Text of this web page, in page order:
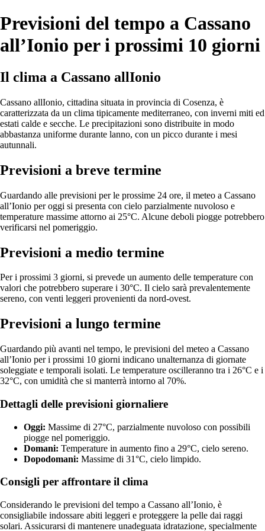
Previsioni del tempo a Cassano
all’Ionio per i prossimi 10 giorni
Il clima a Cassano allIonio
Cassano allIonio, cittadina situata in provincia di Cosenza, è
caratterizzata da un clima tipicamente mediterraneo, con inverni miti ed
estati calde e secche. Le precipitazioni sono distribuite in modo
abbastanza uniforme durante lanno, con un picco durante i mesi
autunnali.
Previsioni a breve termine
Guardando alle previsioni per le prossime 24 ore, il meteo a Cassano
all’Ionio per oggi si presenta con cielo parzialmente nuvoloso e
temperature massime attorno ai 25°C. Alcune deboli piogge potrebbero
verificarsi nel pomeriggio.
Previsioni a medio termine
Per i prossimi 3 giorni, si prevede un aumento delle temperature con
valori che potrebbero superare i 30°C. Il cielo sarà prevalentemente
sereno, con venti leggeri provenienti da nord-ovest.
Previsioni a lungo termine
Guardando più avanti nel tempo, le previsioni del meteo a Cassano
all’Ionio per i prossimi 10 giorni indicano unalternanza di giornate
soleggiate e temporali isolati. Le temperature oscilleranno tra i 26°C e i
32°C, con umidità che si manterrà intorno al 70%.
Dettagli delle previsioni giornaliere
Oggi: Massime di 27°C, parzialmente nuvoloso con possibili
piogge nel pomeriggio.
Domani: Temperature in aumento fino a 29°C, cielo sereno.
Dopodomani: Massime di 31°C, cielo limpido.
Consigli per affrontare il clima
Considerando le previsioni del tempo a Cassano all’Ionio, è
consigliabile indossare abiti leggeri e proteggere la pelle dai raggi
solari. Assicurarsi di mantenere unadeguata idratazione, specialmente